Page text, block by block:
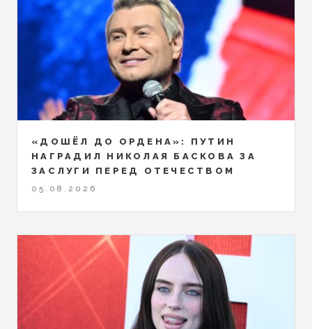
«ДОШЁЛ ДО ОРДЕНА»: ПУТИН
НАГРАДИЛ НИКОЛАЯ БАСКОВА ЗА
ЗАСЛУГИ ПЕРЕД ОТЕЧЕСТВОМ
05.08.2026